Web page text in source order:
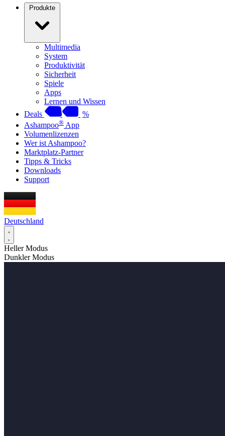
Produkte
Multimedia
System
Produktivität
Sicherheit
Spiele
Apps
Lernen und Wissen
Deals
%
Ashampoo® App
Volumenlizenzen
Wer ist Ashampoo?
Marktplatz-Partner
Tipps & Tricks
Downloads
Support
Deutschland
Heller Modus
Dunkler Modus